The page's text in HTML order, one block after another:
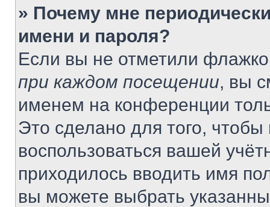
» Почему мне
имени и пароля?
Если вы не отметили
при каждом посещении, вы
именем на конференции
Это сделано для того, чтобы
воспользоваться вашей
приходилось вводить имя
вы можете выбрать